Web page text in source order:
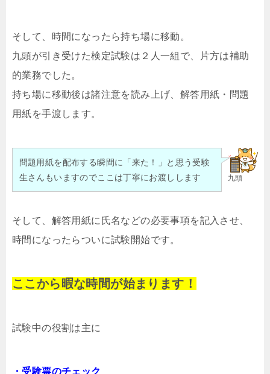
そして、時間になったら持ち場に移動。
九頭が引き受けた検定試験は２人一組で、片方は補助
的業務でした。
持ち場に移動後は諸注意を読み上げ、解答用紙・問題
用紙を手渡します。
九頭
問題用紙を配布する瞬間に「来た！」と思う受験
生さんもいますのでここは丁寧にお渡しします
そして、解答用紙に氏名などの必要事項を記入させ、
時間になったらついに試験開始です。
ここから暇な時間が始まります！
試験中の役割は主に
・受験票のチェック